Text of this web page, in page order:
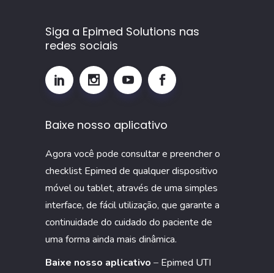
por
que
monitorar
esse
indicador
UTI
Siga a Epimed Solutions nas
redes sociais
Baixe nosso aplicativo
Agora você pode consultar e preencher o
checklist Epimed de qualquer dispositivo
móvel ou tablet, através de uma simples
interface, de fácil utilização, que garante a
continuidade do cuidado do paciente de
uma forma ainda mais dinâmica.
Baixe nosso aplicativo – Epimed UTI